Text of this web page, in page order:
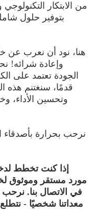
من الابتكار
بتوفير حلول
هنا، نود أن نعرب عن
وإعادة شرائه!
الجودة تعتمد على
قدمًا، سنغتنم هذه
وتحسين الأداء،
نرحب بحرارة بأصدقاء
إذا كنت تخطط
في الاتصال بنا.
معداتنا شخصيًا -